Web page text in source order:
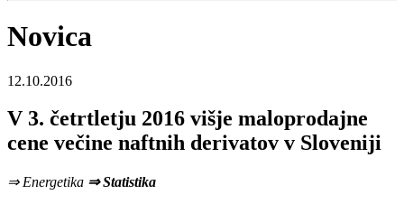
Novica
12.10.2016
V 3. četrtletju 2016 višje maloprodajne
cene večine naftnih derivatov v Sloveniji
⇒ Energetika ⇒ Statistika